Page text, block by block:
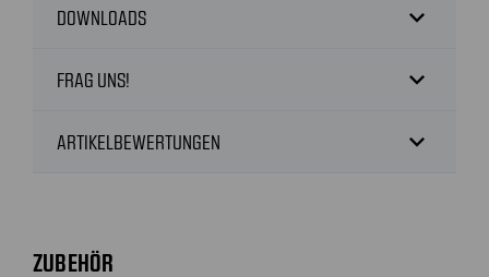
DOWNLOADS expand_more
FRAG UNS! expand_more
ARTIKELBEWERTUNGEN expand_more
ZUBEHÖR